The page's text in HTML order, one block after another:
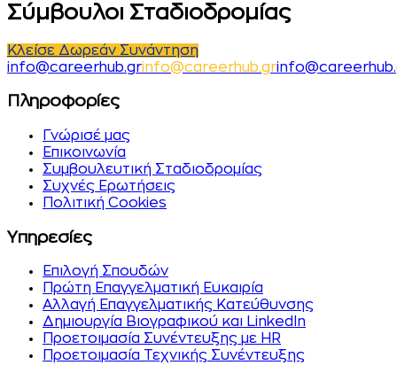
Σύμβουλοι Σταδιοδρομίας
Κλείσε Δωρεάν Συνάντηση
info@careerhub.grinfo@careerhub.gr
Πληροφορίες
Γνώρισέ μας
Επικοινωνία
Συμβουλευτική Σταδιοδρομίας
Συχνές Ερωτήσεις
Πολιτική Cookies
Υπηρεσίες
Επιλογή Σπουδών
Πρώτη Επαγγελματική Ευκαιρία
Αλλαγή Επαγγελματικής Κατεύθυνσης
Δημιουργία Βιογραφικού και LinkedIn
Προετοιμασία Συνέντευξης με HR
Προετοιμασία Τεχνικής Συνέντευξης